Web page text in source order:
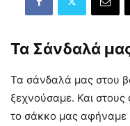
Τα Σάνδαλά
Τα σάνδαλά μας στου
ξεχνούσαμε. Και
το σάκκο μας αφήναμε